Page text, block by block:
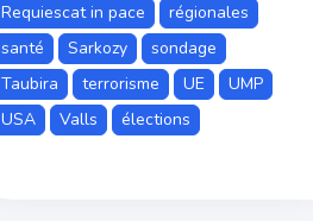
Requiescat in pace
régionales
santé
Sarkozy
sondage
Taubira
terrorisme UE
UMP
USA
Valls élections